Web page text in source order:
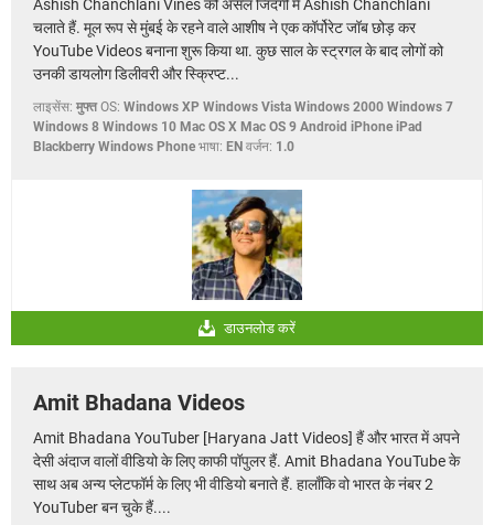
Ashish Chanchlani Vines को असल जिंदगी में Ashish Chanchlani
चलाते हैं. मूल रूप से मुंबई के रहने वाले आशीष ने एक कॉर्पोरेट जॉब छोड़ कर
YouTube Videos बनाना शुरू किया था. कुछ साल के स्ट्रगल के बाद लोगों को
उनकी डायलोग डिलीवरी और स्क्रिप्ट...
लाइसेंस: मुफ्त OS: Windows XP Windows Vista Windows 2000 Windows 7
Windows 8 Windows 10 Mac OS X Mac OS 9 Android iPhone iPad
Blackberry Windows Phone भाषा: EN वर्जन: 1.0
डाउनलोड करें
Amit Bhadana Videos
Amit Bhadana YouTuber [Haryana Jatt Videos] हैं और भारत में अपने
देसी अंदाज वालों वीडियो के लिए काफी पॉपुलर हैं. Amit Bhadana YouTube के
साथ अब अन्य प्लेटफॉर्म के लिए भी वीडियो बनाते हैं. हालाँकि वो भारत के नंबर 2
YouTuber बन चुके हैं....